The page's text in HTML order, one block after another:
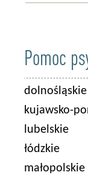
Pomoc
dolnośląskie
kujawsko-
lubelskie
łódzkie
małopolskie